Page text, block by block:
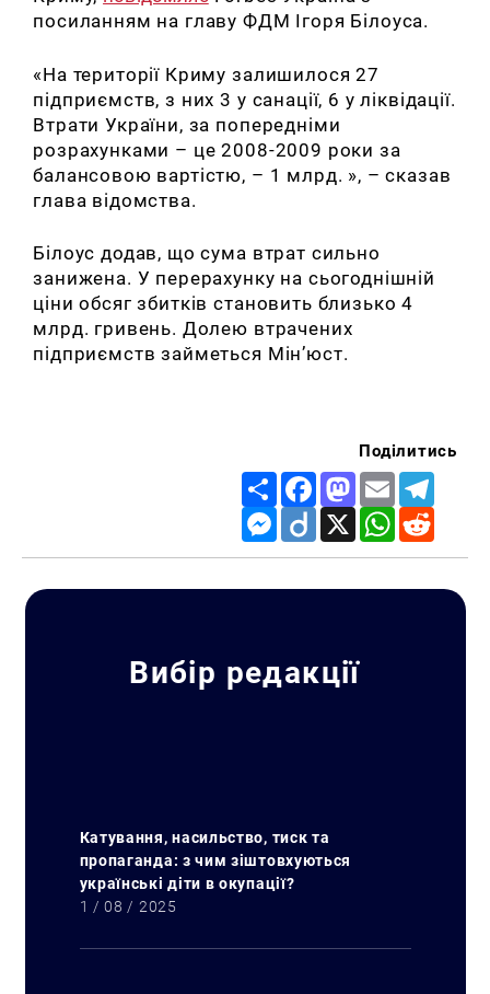
посиланням на главу ФДМ Ігоря Білоуса.
«На території Криму залишилося 27
підприємств, з них 3 у санації, 6 у ліквідації.
Втрати України, за попередніми
розрахунками – це 2008-2009 роки за
балансовою вартістю, – 1 млрд. », – сказав
глава відомства.
Білоус додав, що сума втрат сильно
занижена. У перерахунку на сьогоднішній
ціни обсяг збитків становить близько 4
млрд. гривень. Долею втрачених
підприємств займеться Мін’юст.
Поділитись
Share FacebookMastodon
Email
Messenger
Diigo X WhatsApp
Вибір редакції
Катування, насильство, тиск та
пропаганда: з чим зіштовхуються
українські діти в окупації?
1 / 08 / 2025